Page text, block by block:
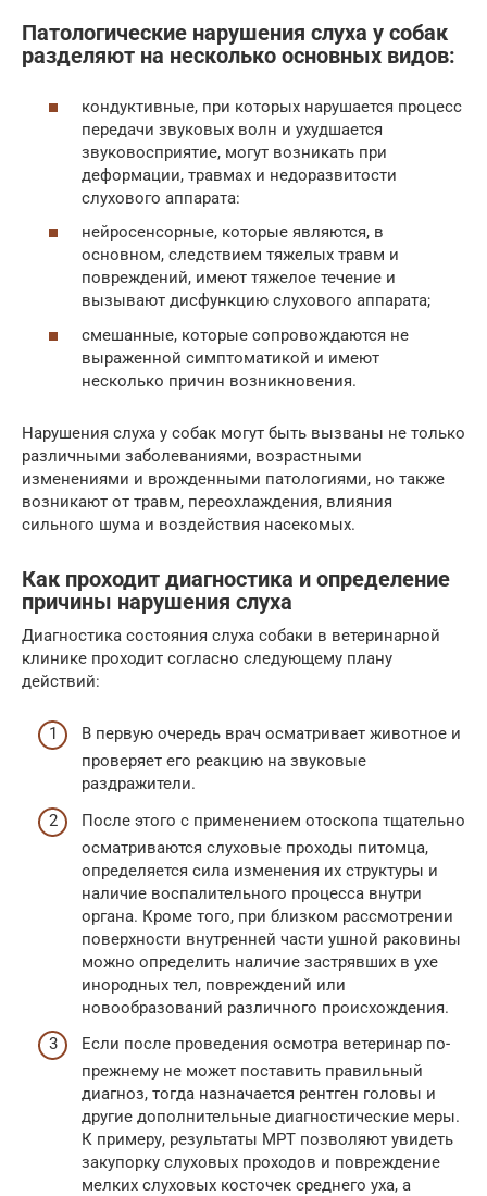
Патологические нарушения слуха у собак
разделяют на несколько основных видов:
кондуктивные, при которых нарушается процесс
передачи звуковых волн и ухудшается
звуковосприятие, могут возникать при
деформации, травмах и недоразвитости
слухового аппарата:
нейросенсорные, которые являются, в
основном, следствием тяжелых травм и
повреждений, имеют тяжелое течение и
вызывают дисфункцию слухового аппарата;
смешанные, которые сопровождаются не
выраженной симптоматикой и имеют
несколько причин возникновения.
Нарушения слуха у собак могут быть вызваны не только
различными заболеваниями, возрастными
изменениями и врожденными патологиями, но также
возникают от травм, переохлаждения, влияния
сильного шума и воздействия насекомых.
Как проходит диагностика и определение
причины нарушения слуха
Диагностика состояния слуха собаки в ветеринарной
клинике проходит согласно следующему плану
действий:
В первую очередь врач осматривает животное и
проверяет его реакцию на звуковые
раздражители.
После этого с применением отоскопа тщательно
осматриваются слуховые проходы питомца,
определяется сила изменения их структуры и
наличие воспалительного процесса внутри
органа. Кроме того, при близком рассмотрении
поверхности внутренней части ушной раковины
можно определить наличие застрявших в ухе
инородных тел, повреждений или
новообразований различного происхождения.
Если после проведения осмотра ветеринар по-
прежнему не может поставить правильный
диагноз, тогда назначается рентген головы и
другие дополнительные диагностические меры.
К примеру, результаты МРТ позволяют увидеть
закупорку слуховых проходов и повреждение
мелких слуховых косточек среднего уха, а